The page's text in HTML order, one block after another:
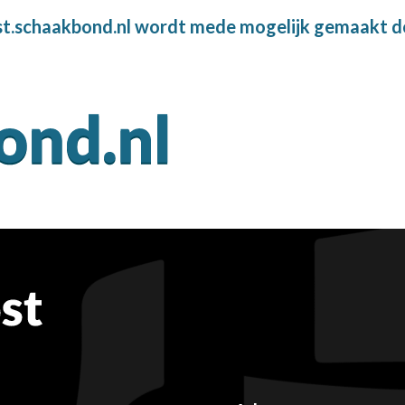
wordt mede mogelijk gemaakt